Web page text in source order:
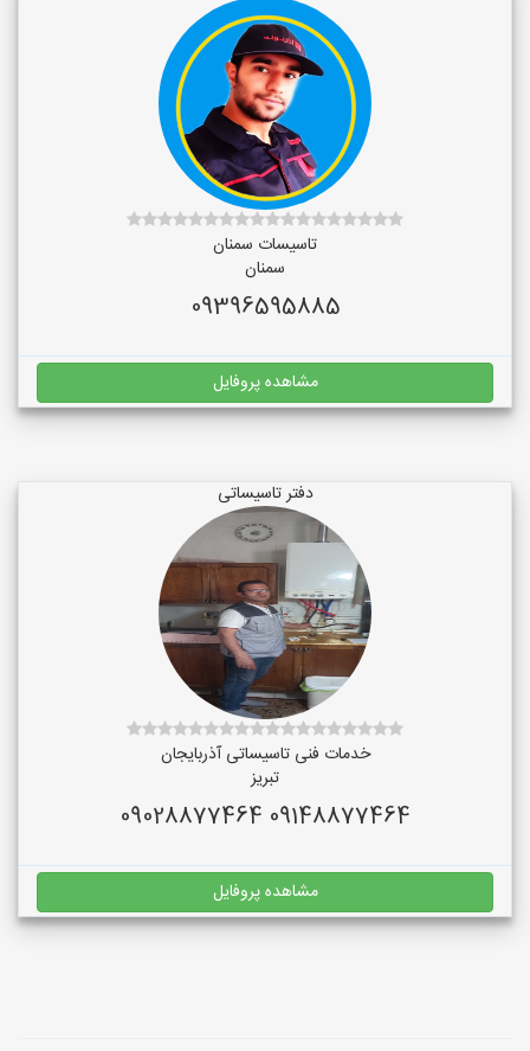
تاسیسات سمنان
سمنان
09396595885
مشاهده پروفایل
دفتر تاسیساتی
خدمات فنی تاسیساتی آذربایجان
تبریز
09148877464 09028877464
مشاهده پروفایل